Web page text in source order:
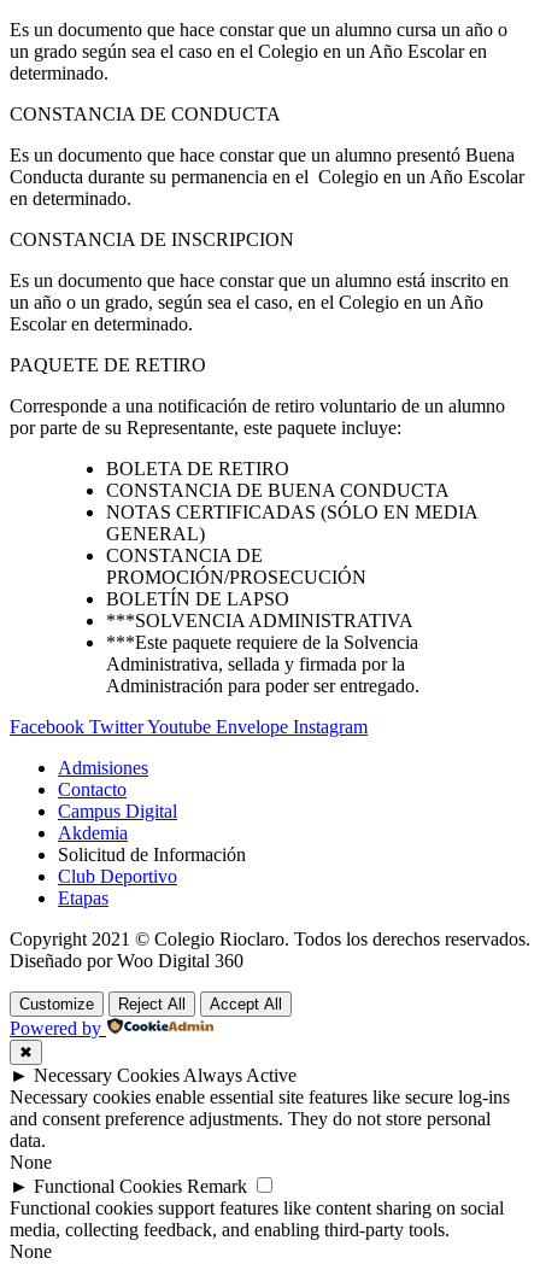
Es un documento que hace constar que un alumno cursa un año o
un grado según sea el caso en el Colegio en un Año Escolar en
determinado.
CONSTANCIA DE CONDUCTA
Es un documento que hace constar que un alumno presentó Buena
Conducta durante su permanencia en el Colegio en un Año Escolar
en determinado.
CONSTANCIA DE INSCRIPCION
Es un documento que hace constar que un alumno está inscrito en
un año o un grado, según sea el caso, en el Colegio en un Año
Escolar en determinado.
PAQUETE DE RETIRO
Corresponde a una notificación de retiro voluntario de un alumno
por parte de su Representante, este paquete incluye:
BOLETA DE RETIRO
CONSTANCIA DE BUENA CONDUCTA
NOTAS CERTIFICADAS (SÓLO EN MEDIA
GENERAL)
CONSTANCIA DE
PROMOCIÓN/PROSECUCIÓN
BOLETÍN DE LAPSO
***SOLVENCIA ADMINISTRATIVA
***Este paquete requiere de la Solvencia
Administrativa, sellada y firmada por la
Administración para poder ser entregado.
Facebook TwitterYoutube Envelope Instagram
Admisiones
Contacto
Campus Digital
Akdemia
Solicitud de Información
Club Deportivo
Etapas
Copyright 2021 © Colegio Rioclaro. Todos los derechos reservados.
Diseñado por Woo Digital 360
Customize Reject All Accept All
Powered by
✖
► Necessary Cookies Always Active
Necessary cookies enable essential site features like secure log-ins
and consent preference adjustments. They do not store personal
data.
None
► Functional Cookies Remark
Functional cookies support features like content sharing on social
media, collecting feedback, and enabling third-party tools.
None